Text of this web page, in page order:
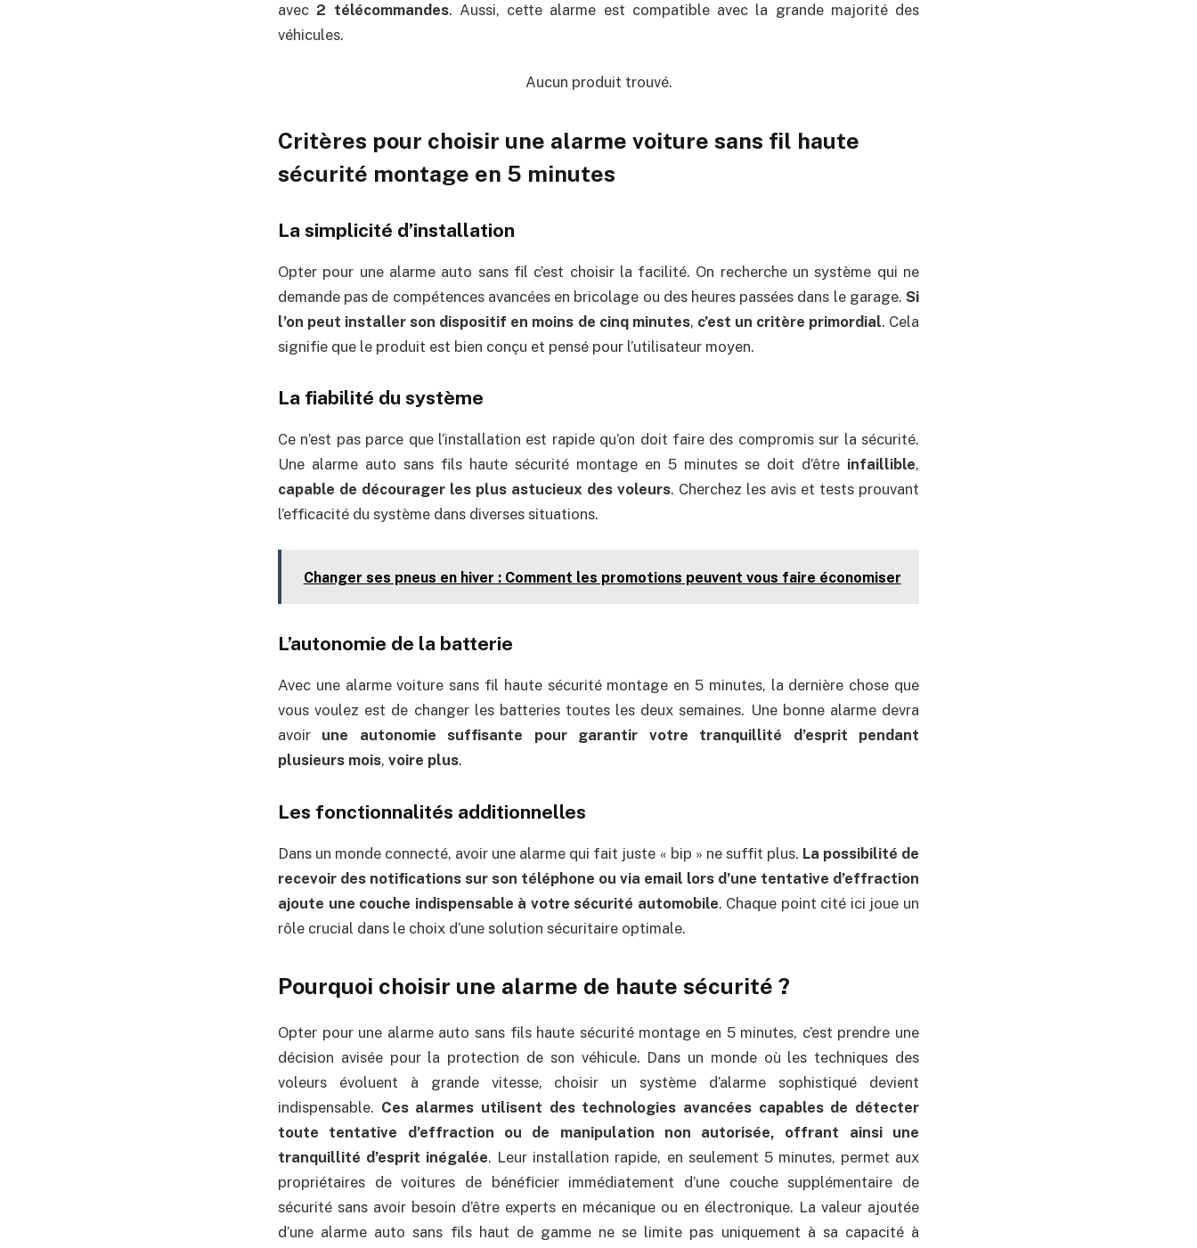
avec 2 télécommandes. Aussi, cette alarme est compatible avec la grande majorité des
véhicules.
Aucun produit trouvé.
Critères pour choisir une alarme voiture sans fil haute
sécurité montage en 5 minutes
La simplicité d’installation
Opter pour une alarme auto sans fil c’est choisir la facilité. On recherche un système qui ne
demande pas de compétences avancées en bricolage ou des heures passées dans le garage. Si
l’on peut installer son dispositif en moins de cinq minutes, c’est un critère primordial. Cela
signifie que le produit est bien conçu et pensé pour l’utilisateur moyen.
La fiabilité du système
Ce n’est pas parce que l’installation est rapide qu’on doit faire des compromis sur la sécurité.
Une alarme auto sans fils haute sécurité montage en 5 minutes se doit d’être infaillible,
capable de décourager les plus astucieux des voleurs. Cherchez les avis et tests prouvant
l’efficacité du système dans diverses situations.
Changer ses pneus en hiver : Comment les promotions peuvent vous faire économiser
L’autonomie de la batterie
Avec une alarme voiture sans fil haute sécurité montage en 5 minutes, la dernière chose que
vous voulez est de changer les batteries toutes les deux semaines. Une bonne alarme devra
avoir une autonomie suffisante pour garantir votre tranquillité d’esprit pendant
plusieurs mois, voire plus.
Les fonctionnalités additionnelles
Dans un monde connecté, avoir une alarme qui fait juste « bip » ne suffit plus. La possibilité de
recevoir des notifications sur son téléphone ou via email lors d’une tentative d’effraction
ajoute une couche indispensable à votre sécurité automobile. Chaque point cité ici joue un
rôle crucial dans le choix d’une solution sécuritaire optimale.
Pourquoi choisir une alarme de haute sécurité ?
Opter pour une alarme auto sans fils haute sécurité montage en 5 minutes, c’est prendre une
décision avisée pour la protection de son véhicule. Dans un monde où les techniques des
voleurs évoluent à grande vitesse, choisir un système d’alarme sophistiqué devient
indispensable. Ces alarmes utilisent des technologies avancées capables de détecter
toute tentative d’effraction ou de manipulation non autorisée, offrant ainsi une
tranquillité d’esprit inégalée. Leur installation rapide, en seulement 5 minutes, permet aux
propriétaires de voitures de bénéficier immédiatement d’une couche supplémentaire de
sécurité sans avoir besoin d’être experts en mécanique ou en électronique. La valeur ajoutée
d’une alarme auto sans fils haut de gamme ne se limite pas uniquement à sa capacité à